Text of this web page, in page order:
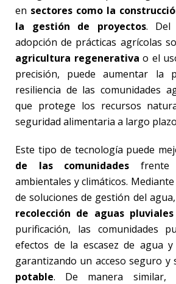
en sectores como la
la gestión de proyectos. Del
adopción de prácticas agrícolas
agricultura regenerativa o el
precisión, puede aumentar la
resiliencia de las comunidades
que protege los recursos
seguridad alimentaria a largo
Este tipo de tecnología puede
de las comunidades frente
ambientales y climáticos.
de soluciones de gestión del
recolección de aguas pluviales
purificación, las comunidades
efectos de la escasez de agua
garantizando un acceso seguro y
potable. De manera similar,